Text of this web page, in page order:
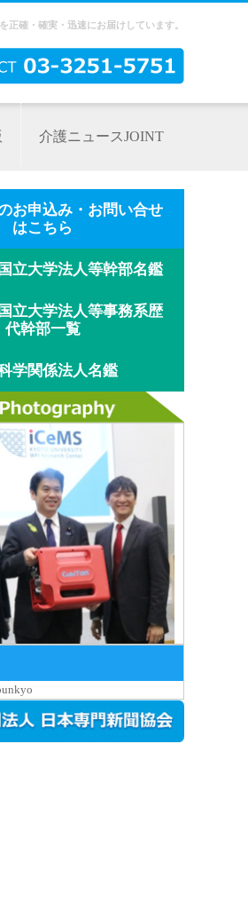
確・確実・迅速にお届けしています。
介護ニュースJOINT
お申込み・お問い合せ
はこちら
立大学法人等幹部名鑑
立大学法人等事務系歴
代幹部一覧
学関係法人名鑑
を視察した松本文部科学